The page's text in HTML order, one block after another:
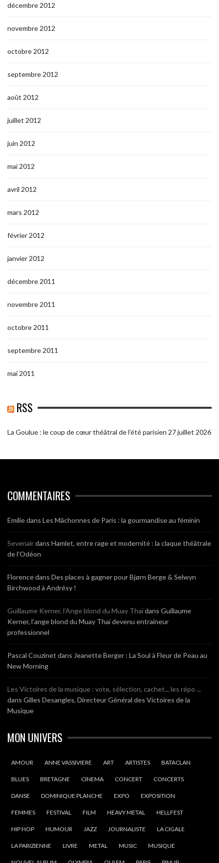
décembre 2012
novembre 2012
octobre 2012
septembre 2012
août 2012
juillet 2012
juin 2012
mai 2012
avril 2012
mars 2012
février 2012
janvier 2012
décembre 2011
novembre 2011
octobre 2011
septembre 2011
mai 2011
RSS
La Goulue : le coup de cœur théâtral de l’été parisien 27 juillet 2026
COMMENTAIRES
Emiliedans Les Mâchonnes de Paris : la gourmandise au féminin
Sevenairdans Hamlet, entre rage et modernité : la claque théâtrale
de l’Odéon
Florencedans Des places à gagner pour Bjørn Berge & Selwyn
Birchwood à Andrésy !
Guillaume Kerner, l’Ange blond du Muay Thaïdans Guillaume
Kerner, l’ange blond du Muay Thaï devenu entraineur
professionnel
Pascal Couzinet dans Jeanette Berger : La Soul à Fleur de Peau au
New Morning
Les Victoires de la musique : vote, sélection, cachet... les répo ...
dans Gilles Desangles, Directeur Général des Victoires de la
Musique
MON UNIVERS
AMOUR ANNE VASSIVIERE ART ARTISTES BATACLAN
BLUES BRETAGNE CINEMA CONCERT CONCERTS
DANSE DOMINIQUE PLANCHE EXPO EXPOSITION
FEMMES FESTIVAL FILM HEAVY METAL HELLFEST
HIP HOP HUMOUR JAZZ JOURNALISTE LA CIGALE
LA PARIZIENNE LIVRE METAL MUSIC MUSIQUE